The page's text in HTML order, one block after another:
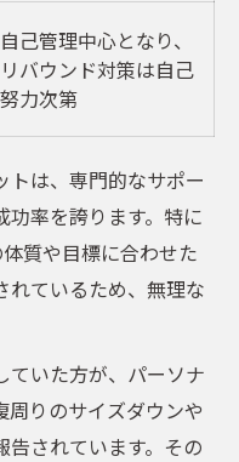
の特徴
つサポート内容
マンサポートが鍵
ート体制とは
レーニング例
れる安心感
エット結果
続率比較表
慣の作り方
自己管理中心となり、
リバウンド対策は自己
努力次第
トは、専門的なサポー
功率を誇ります。特に
質や目標に合わせた
れているため、無理な
ていた方が、パーソナ
周りのサイズダウンや
告されています。その